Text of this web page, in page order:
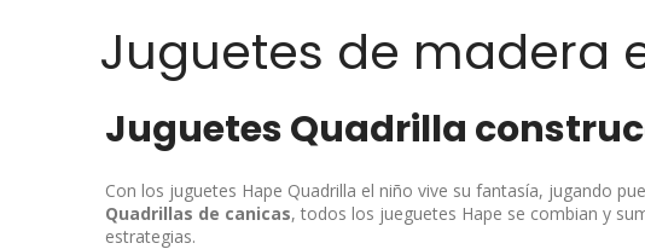
Juguetes de madera
Juguetes Quadrilla
Con los juguetes Hape Quadrilla el niño vive su fantasía, jugando
Quadrillas de canicas, todos los jueguetes Hape se combian y
estrategias.